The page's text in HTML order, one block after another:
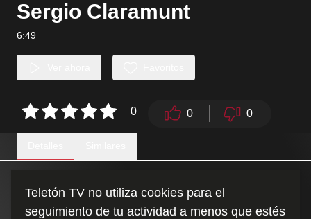
Sergio Claramunt
6:49
0 0 0
Un accidente cambia todo para esta familia, pero ellos lograrán
salir adelante.
Teletón TV no utiliza cookies para el
seguimiento de tu actividad a menos que estés